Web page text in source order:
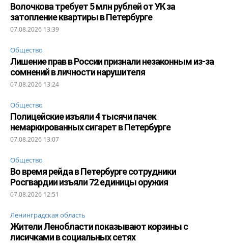
Волочкова требует 5 млн рублей от УК за
затопление квартиры в Петербурге
07.08.2026 13:39
Общество
Лишение прав в России признали незаконным из-за
сомнений в личности нарушителя
07.08.2026 13:24
Общество
Полицейские изъяли 4 тысячи пачек
немаркированных сигарет в Петербурге
07.08.2026 13:07
Общество
Во время рейда в Петербурге сотрудники
Росгвардии изъяли 72 единицы оружия
07.08.2026 12:51
Ленинградская область
Жители Ленобласти показывают корзины с
лисичками в социальных сетях